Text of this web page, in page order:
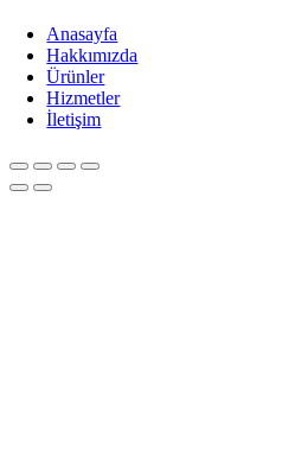
Anasayfa
Hakkımızda
Ürünler
Hizmetler
İletişim